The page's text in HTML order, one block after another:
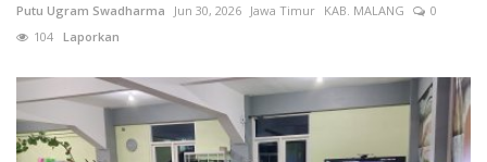
Putu Ugram Swadharma Jun 30, 2026 Jawa Timur KAB. MALANG
0
104 Laporkan